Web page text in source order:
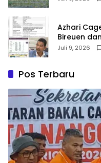
Azhari
Bireuen
Juli 9, 2026
Pos Terbaru